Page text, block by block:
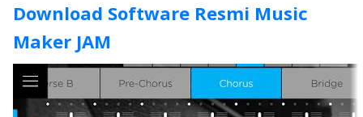
Download Software Resmi Music
Maker JAM